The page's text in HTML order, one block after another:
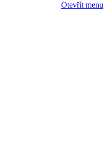
Otevřít menu